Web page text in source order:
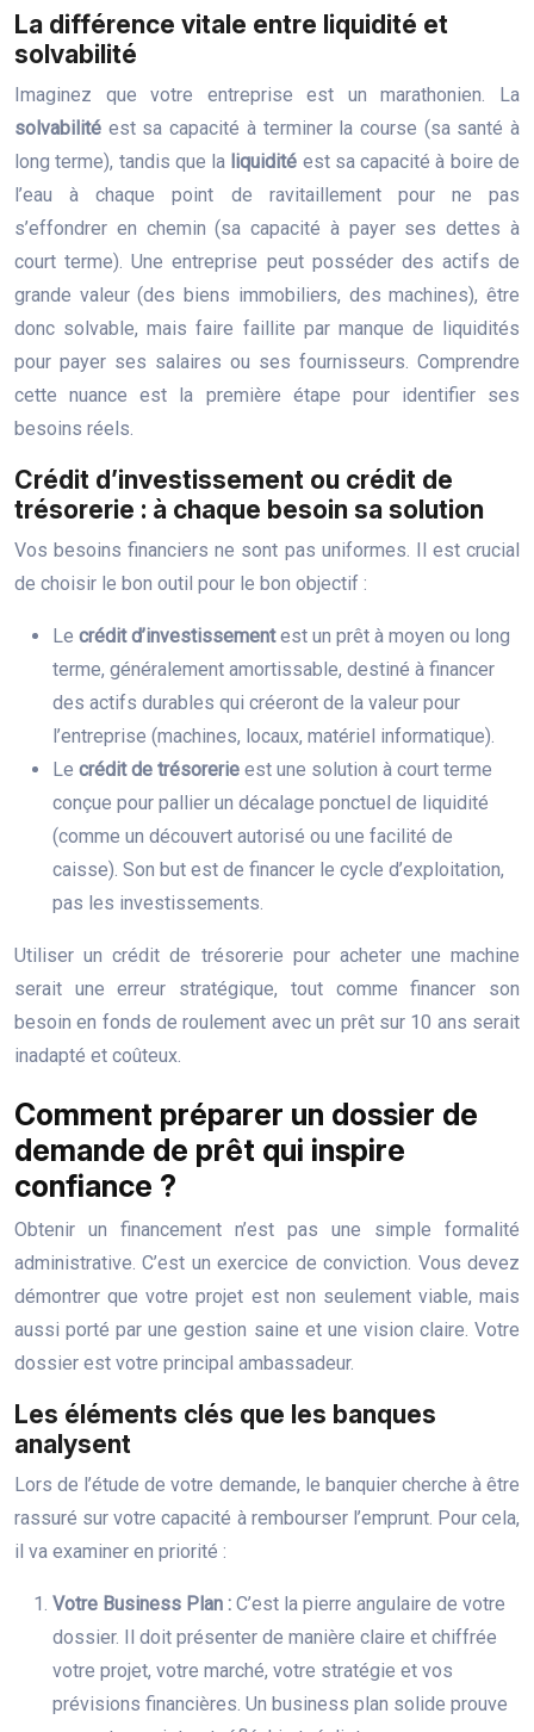
La différence vitale entre liquidité et
solvabilité
Imaginez que votre entreprise est un marathonien. La
solvabilité est sa capacité à terminer la course (sa santé à
long terme), tandis que la liquidité est sa capacité à boire de
l’eau à chaque point de ravitaillement pour ne pas
s’effondrer en chemin (sa capacité à payer ses dettes à
court terme). Une entreprise peut posséder des actifs de
grande valeur (des biens immobiliers, des machines), être
donc solvable, mais faire faillite par manque de liquidités
pour payer ses salaires ou ses fournisseurs. Comprendre
cette nuance est la première étape pour identifier ses
besoins réels.
Crédit d’investissement ou crédit de
trésorerie : à chaque besoin sa solution
Vos besoins financiers ne sont pas uniformes. Il est crucial
de choisir le bon outil pour le bon objectif :
Le crédit d’investissementest un prêt à moyen ou long
terme, généralement amortissable, destiné à financer
des actifs durables qui créeront de la valeur pour
l’entreprise (machines, locaux, matériel informatique).
Le crédit de trésorerie est une solution à court terme
conçue pour pallier un décalage ponctuel de liquidité
(comme un découvert autorisé ou une facilité de
caisse). Son but est de financer le cycle d’exploitation,
pas les investissements.
Utiliser un crédit de trésorerie pour acheter une machine
serait une erreur stratégique, tout comme financer son
besoin en fonds de roulement avec un prêt sur 10 ans serait
inadapté et coûteux.
Comment préparer un dossier de
demande de prêt qui inspire
confiance ?
Obtenir un financement n’est pas une simple formalité
administrative. C’est un exercice de conviction. Vous devez
démontrer que votre projet est non seulement viable, mais
aussi porté par une gestion saine et une vision claire. Votre
dossier est votre principal ambassadeur.
Les éléments clés que les banques
analysent
Lors de l’étude de votre demande, le banquier cherche à être
rassuré sur votre capacité à rembourser l’emprunt. Pour cela,
il va examiner en priorité :
Votre Business Plan : C’est la pierre angulaire de votre
dossier. Il doit présenter de manière claire et chiffrée
votre projet, votre marché, votre stratégie et vos
prévisions financières. Un business plan solide prouve